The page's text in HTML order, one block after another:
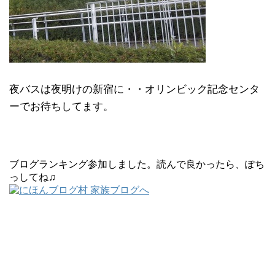
夜バスは夜明けの新宿に・・オリンビック記念センタ
ーでお待ちしてます。
ブログランキング参加しました。読んで良かったら、ぽち
っしてね♫